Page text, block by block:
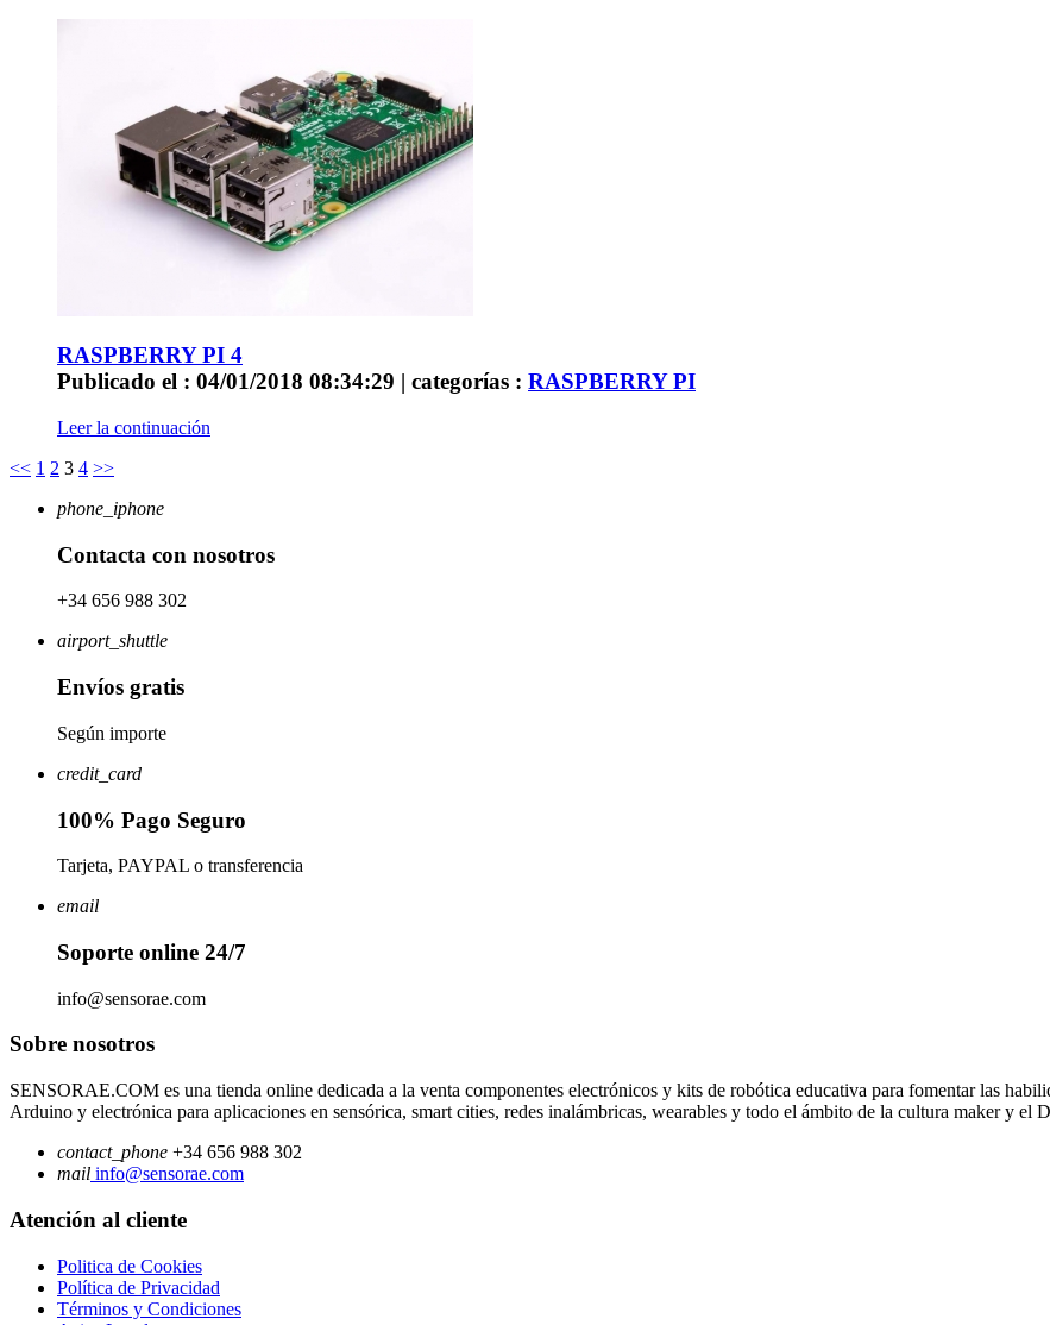
RASPBERRY PI 4
Publicado el : 04/01/2018 08:34:29 | categorías : RASPBERRY PI
Leer la continuación
<< 1 2 3 4 >>
phone_iphone
Contacta con nosotros
+34 656 988 302
airport_shuttle
Envíos gratis
Según importe
credit_card
100% Pago Seguro
Tarjeta, PAYPAL o transferencia
email
Soporte online 24/7
info@sensorae.com
Sobre nosotros
SENSORAE.COM es una tienda online dedicada a la venta componentes electrónicos y kits de robótica educativa para fomentar las
Arduino y electrónica para aplicaciones en sensórica, smart cities, redes inalámbricas, wearables y todo el ámbito de la cultura maker y el
contact_phone +34 656 988 302
mail info@sensorae.com
Atención al cliente
Politica de Cookies
Política de Privacidad
Términos y Condiciones